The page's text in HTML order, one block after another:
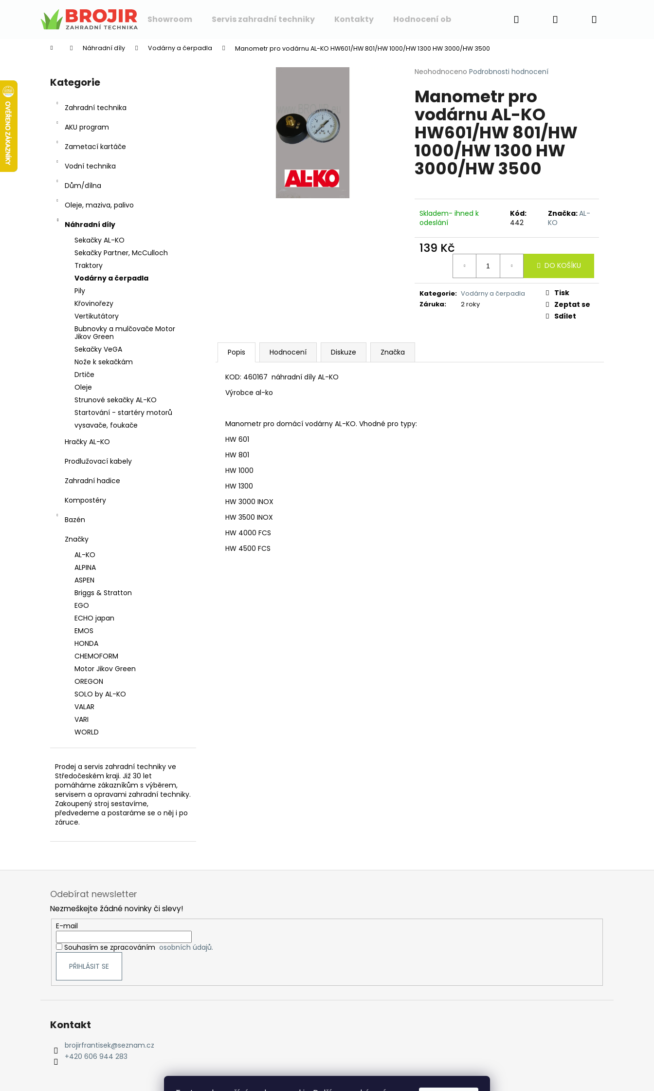
Showroom Servis zahradní techniky Kontakty Hodnocení obchodu Napište nám
Hledat PřihlášeníNákupní
Náhradní díly Vodárny a čerpadla Manometr pro vodárnu AL-KO HW601/HW 801/HW 1000/HW 1300 HW 3000/HW 3500
Přeskočit
kategorie
Kategorie
Zahradní technika
AKU program
Zametací kartáče
Vodní technika
Dům/dílna
Oleje, maziva, palivo
Náhradní díly
Sekačky AL-KO
Sekačky Partner, McCulloch
Traktory
Vodárny a čerpadla
Pily
Křovinořezy
Vertikutátory
Bubnovky a mulčovače Motor
Jikov Green
Sekačky VeGA
Nože k sekačkám
Drtiče
Oleje
Strunové sekačky AL-KO
Startování - startéry motorů
vysavače, foukače
Hračky AL-KO
Prodlužovací kabely
Zahradní hadice
Kompostéry
Bazén
Značky
AL-KO
ALPINA
ASPEN
Briggs & Stratton
EGO
ECHO japan
EMOS
HONDA
CHEMOFORM
Motor Jikov Green
OREGON
SOLO by AL-KO
VALAR
VARI
WORLD
Prodej a servis zahradní techniky ve
Středočeském kraji. Již 30 let
pomáháme zákazníkům s výběrem,
servisem a opravami zahradní techniky.
Zakoupený stroj sestavíme,
předvedeme a postaráme se o něj i po
záruce.
Průměrné
produktu
je
z
5
hvězdiček.
Neohodnoceno Podrobnosti hodnocení
Manometr pro
vodárnu AL-KO
HW601/HW 801/HW
1000/HW 1300 HW
3000/HW 3500
Skladem- ihned k
odeslání
Kód:
442
Značka:AL-
KO
139 Kč
DO KOŠÍKU
Kategorie: Vodárny a čerpadla
Záruka: 2 roky
Tisk
Zeptat se
Sdílet
Popis Hodnocení Diskuze Značka
KOD: 460167 náhradní díly AL-KO
Výrobce al-ko
Manometr pro domácí vodárny AL-KO. Vhodné pro typy:
HW 601
HW 801
HW 1000
HW 1300
HW 3000 INOX
HW 3500 INOX
HW 4000 FCS
HW 4500 FCS
Zpět
Zpět
Co potřebujete najít?
Doporučujeme
Z
Odebírat newsletter
Nezmeškejte žádné novinky či slevy!
E-mail
Souhasím se zpracováním osobních údajů.
PŘIHLÁSIT SE
Kontakt
brojirfrantisek@seznam.cz
+420 606 944 283